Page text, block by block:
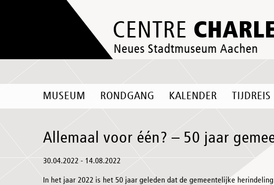
CENTRE
Neues Stadtmuseum Aachen
MUSEUM RONDGANG KALENDER TIJDREIS
Allemaal voor één? – 50 jaar
30.04.2022 - 14.08.2022
In het jaar 2022 is het 50 jaar geleden dat de gemeentelijke